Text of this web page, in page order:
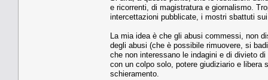
e ricorrenti, di magistratura e giornalismo.
intercettazioni pubblicate, i mostri sbattuti
La mia idea è che gli abusi commessi, non
degli abusi (che è possibile rimuovere, si
che non interessano le indagini e di divieto
con un colpo solo, potere giudiziario e libera
schieramento.